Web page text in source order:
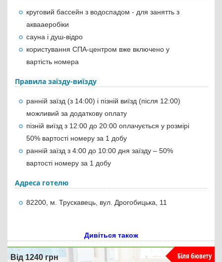
круговий бассейн з водоспадом - для занятть з
аквааеробіки
сауна і душ-відро
користування СПА-центром вже включено у
вартість номера
Правила заїзду-виїзду
ранній заїзд (з 14:00) і пізній виїзд (після 12:00)
можливий за додаткову оплату
пізній виїзд з 12:00 до 20:00 оплачується у розмірі
50% вартості номеру за 1 добу
ранній заїзд з 4:00 до 10:00 дня заїзду – 50%
вартості номеру за 1 добу
Адреса готелю
82200, м. Трускавець, вул. Дрогобицька, 11
Дивіться також
Від 1240грн Біля бювету